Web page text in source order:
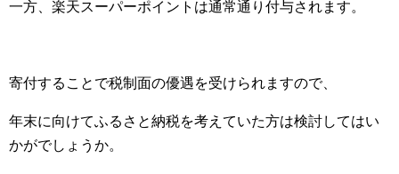
一方、楽天スーパーポイントは通常通り付与されます。
寄付することで税制面の優遇を受けられますので、
年末に向けてふるさと納税を考えていた方は検討してはい
かがでしょうか。